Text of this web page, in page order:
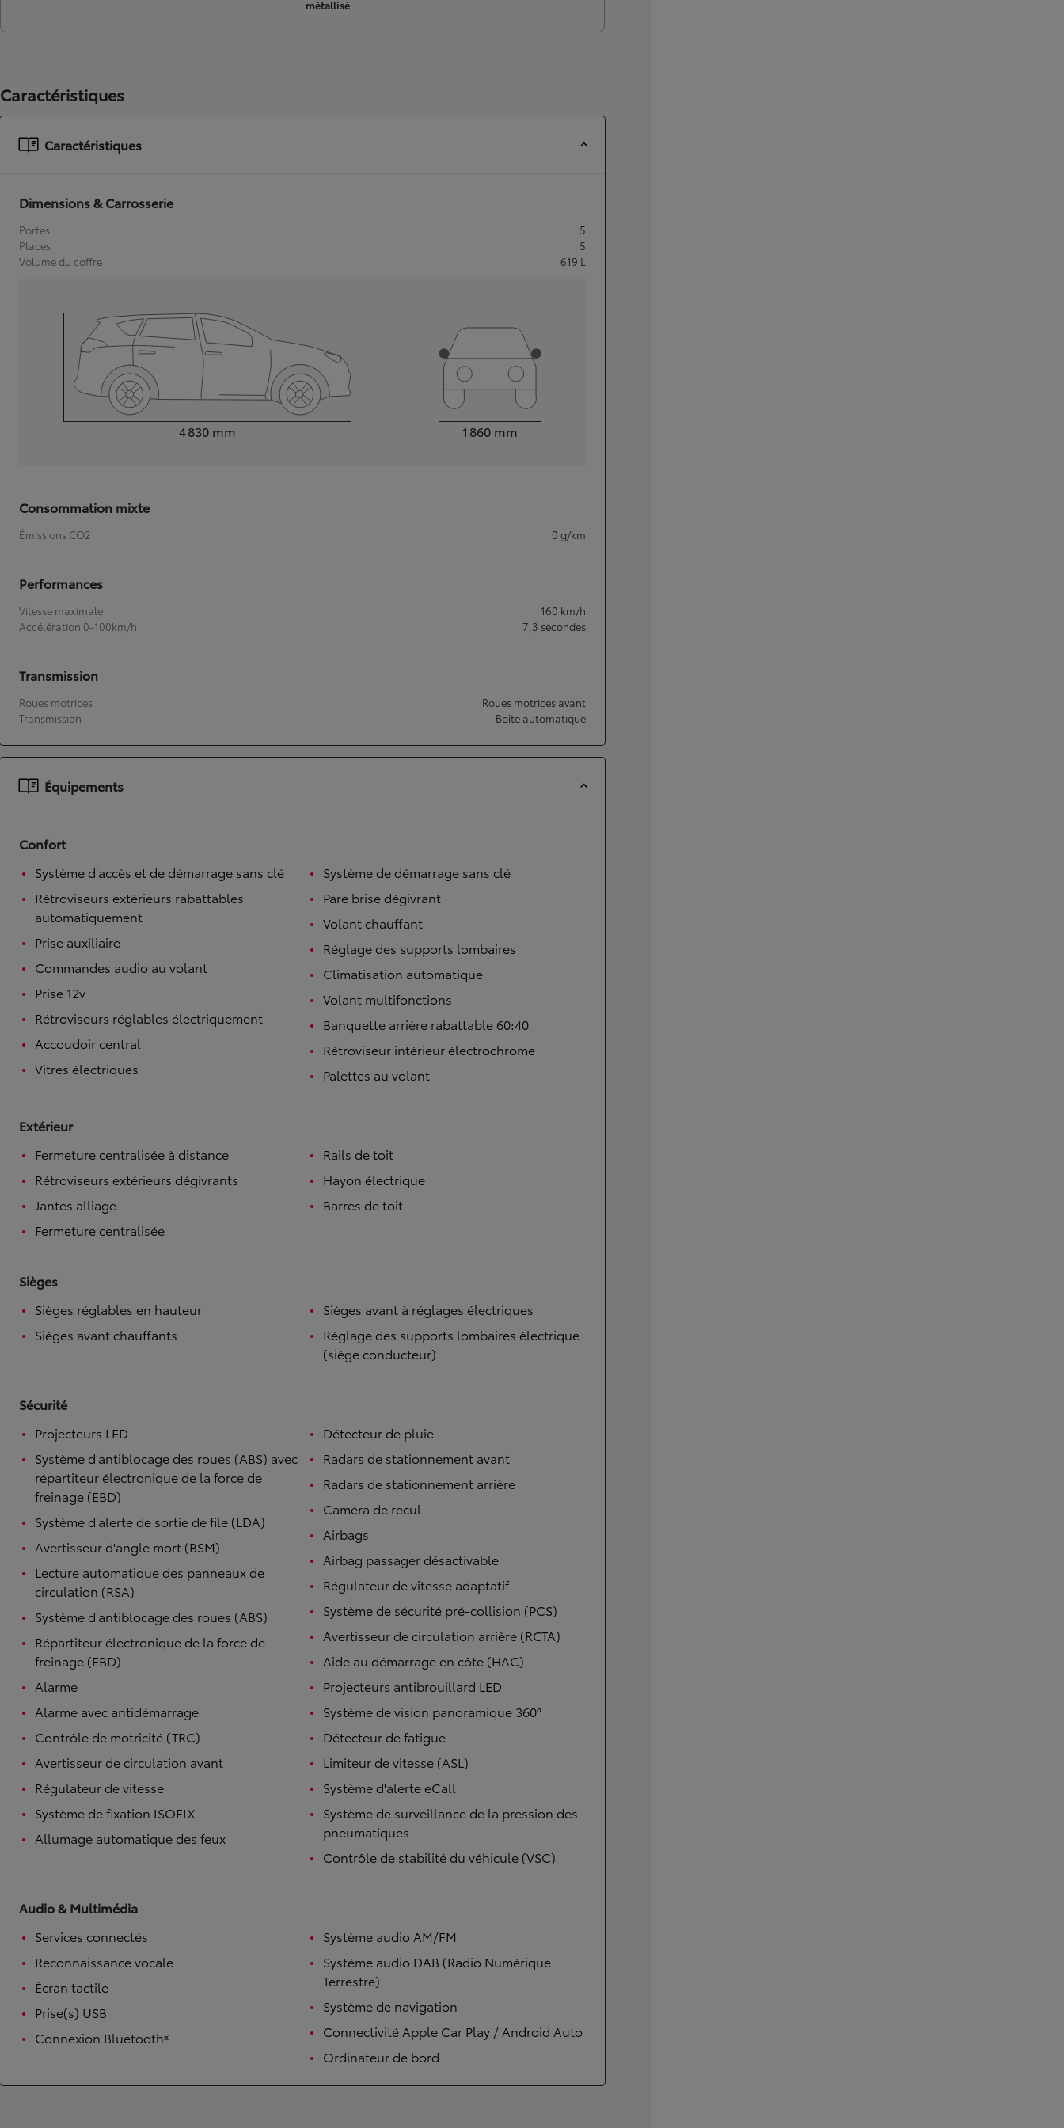
Nouvelle Yaris Cross
Disponible prochainement
TOYOTA C-HR
Disponible rapidement
métallisé
Caractéristiques
Caractéristiques
Dimensions & Carrosserie
Portes
5
Places
5
Volume du coffre
619 L
4 830 mm 1 860 mm
Consommation mixte
Émissions CO2 0 g/km
Performances
Vitesse maximale 160 km/h
Accélération 0-100km/h
7,3 secondes
Transmission
Roues motrices
Roues motrices avant
Transmission
Boîte automatique
Équipements
Confort
Système d'accès et de démarrage sans clé
Rétroviseurs extérieurs rabattables
automatiquement
Prise auxiliaire
Commandes audio au volant
Prise 12v
Rétroviseurs réglables électriquement
Accoudoir central
Vitres électriques
Système de démarrage sans clé
Pare brise dégivrant
Volant chauffant
Réglage des supports lombaires
Climatisation automatique
Volant multifonctions
Banquette arrière rabattable 60:40
Rétroviseur intérieur électrochrome
Palettes au volant
Extérieur
Fermeture centralisée à distance
Rétroviseurs extérieurs dégivrants
Jantes alliage
Fermeture centralisée
Rails de toit
Hayon électrique
Barres de toit
Sièges
Sièges réglables en hauteur
Sièges avant chauffants
Sièges avant à réglages électriques
Réglage des supports lombaires électrique
(siège conducteur)
Sécurité
Projecteurs LED
Système d'antiblocage des roues (ABS) avec
répartiteur électronique de la force de
freinage (EBD)
Système d'alerte de sortie de file (LDA)
Avertisseur d'angle mort (BSM)
Lecture automatique des panneaux de
circulation (RSA)
Système d'antiblocage des roues (ABS)
Répartiteur électronique de la force de
freinage (EBD)
Alarme
Alarme avec antidémarrage
Contrôle de motricité (TRC)
Avertisseur de circulation avant
Régulateur de vitesse
Système de fixation ISOFIX
Allumage automatique des feux
Détecteur de pluie
Radars de stationnement avant
Radars de stationnement arrière
Caméra de recul
Airbags
Airbag passager désactivable
Régulateur de vitesse adaptatif
Système de sécurité pré-collision (PCS)
Avertisseur de circulation arrière (RCTA)
Aide au démarrage en côte (HAC)
Projecteurs antibrouillard LED
Système de vision panoramique 360°
Détecteur de fatigue
Limiteur de vitesse (ASL)
Système d'alerte eCall
Système de surveillance de la pression des
pneumatiques
Contrôle de stabilité du véhicule (VSC)
Audio & Multimédia
Services connectés
Reconnaissance vocale
Écran tactile
Prise(s) USB
Connexion Bluetooth®
Système audio AM/FM
Système audio DAB (Radio Numérique
Terrestre)
Système de navigation
Connectivité Apple Car Play / Android Auto
Ordinateur de bord